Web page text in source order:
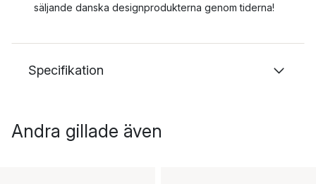
säljande danska designprodukterna genom tiderna!
Specifikation
Andra gillade även